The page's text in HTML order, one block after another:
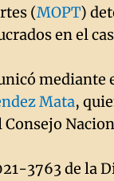
(MOPT)
en el
Mata,
3763 de la